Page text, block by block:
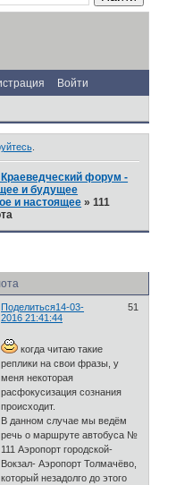
Войти
.
форум -
и будущее
и настоящее »111
Поделиться 51
14-03-
2016 21:41:44
когда читаю такие
реплики на свои фразы, у
меня некоторая
расфокусизация сознания
происходит.
В данном случае мы ведём
речь о маршруте автобуса №
111 Аэропорт городской-
Вокзал- Аэропорт Толмачёво,
который незадолго до этого